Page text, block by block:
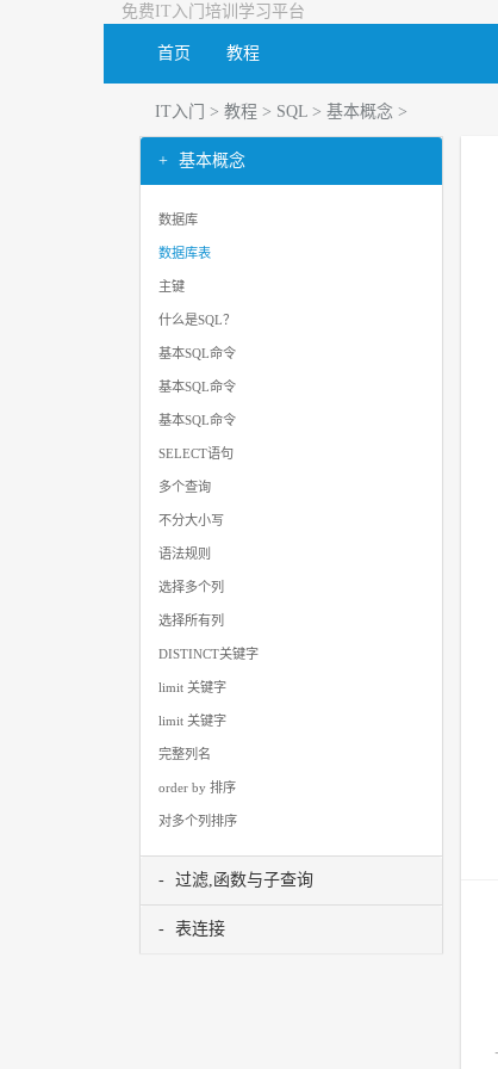
免费IT入门培训学习平台
首页 教程
IT入门 > 教程 > SQL > 基本概念 >
基本概念
数据库
数据库表
主键
什么是SQL？
基本SQL命令
基本SQL命令
基本SQL命令
SELECT语句
多个查询
不分大小写
语法规则
选择多个列
选择所有列
DISTINCT关键字
limit 关键字
limit 关键字
完整列名
order by 排序
对多个列排序
过滤,函数与子查询
表连接